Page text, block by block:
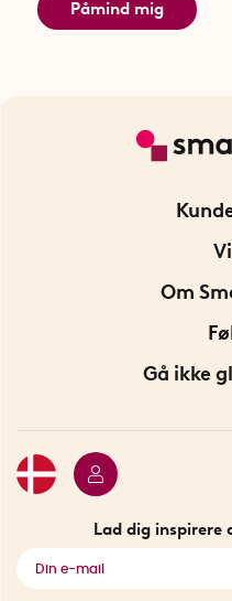
Påmind mig
Om
Gå ikke
Se alle
Lad dig inspirere